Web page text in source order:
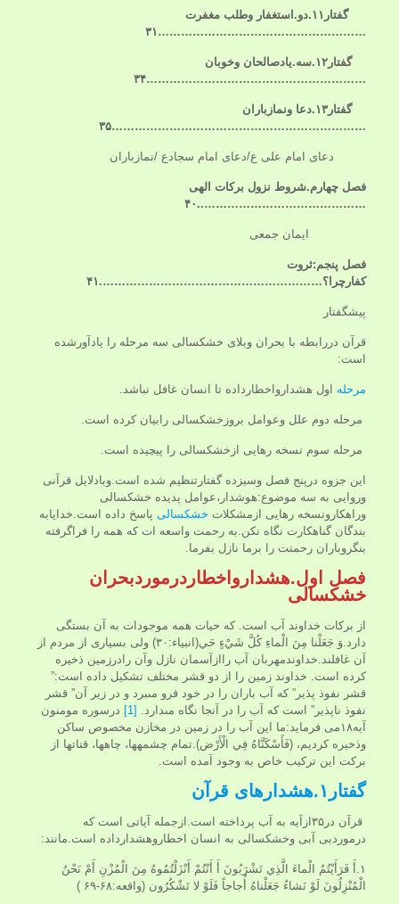
گفتار۱۱.دو.استغفار وطلب مغفرت
………………………………………………۳۱
گفتار۱۲.سه.یادصالحان وخوبان
…………………………………………………۳۴
گفتار۱۳.دعا ونمازباران
…………………………………………………………۳۵
دعای امام علی ع/دعای امام سجادع /نمازباران
فصل چهارم.شروط نزول برکات الهی
……………………………………..۴۰
ایمان جمعی
فصل پنجم:ثروت
کفارچرا؟………………………………………………….۴۱
پیشگفتار
قرآن دررابطه با بحران وبلای خشکسالی سه مرحله را یادآورشده
است:
مرحله اول هشدارواخطارداده تا انسان غافل نباشد.
مرحله دوم علل وعوامل بروزخشکسالی رابیان کرده است.
مرحله سوم نسخه رهایی ازخشکسالی را پیچیده است.
این جزوه درپنج فصل وسیزده گفتارتنظیم شده است.وبادلایل قرآنی
وروایی به سه موضوع:هوشدار،عوامل پدیده خشکسالی
وراهکارونسخه رهایی ازمشکلات خشکسالیپاسخ داده است.خدایابه
بندگان گناهکارت نگاه نکن.به رحمت واسعه ات که همه را فراگرفته
بنگروباران رحمتت را برما نازل بفرما.
فصل اول.هشدارواخطاردرموردبحران
خشکسالی
از برکات خداوند آب است. كه حیات همه موجودات به آن بستگی
دارد.وَ جَعَلْنا مِنَ الْماءِ كُلَّ شَيْ‏ءٍ حَي(انبیاء:۳۰) ولی بسيارى از مردم از
آن غافلند.خداوندمهربان آب راازآسمان نازل وآن رادرزمین ذخیره
کرده است. خداوند زمين را از دو قشر مختلف تشكيل داده است:”
قشر نفوذ پذير” كه آب باران را در خود فرو مى‏برد و در زير آن” قشر
نفوذ ناپذير” است كه آب را در آنجا نگاه مى‏دارد. [1]
درسوره مومنون
آیه۱۸می فرماید:ما اين آب را در زمين در مخازن مخصوص ساكن
وذخیره كرديم، (فَأَسْكَنَّاهُ فِي الْأَرْض).تمام چشمه‏ها، چاهها، قناتها از
بركت اين تركيب خاص به وجود آمده است.
گفتار۱.هشدارهای قرآن
قرآن در۳۵ازآیه به آب پرداخته است.ازجمله آیاتی است که
درموردبی آبی وخشکسالی به انسان اخطاروهشدارداده است.مانند:
۱.أَ فَرَأَيْتُمُ الْماءَ الَّذِي تَشْرَبُونَ أَ أَنْتُمْ أَنْزَلْتُمُوهُ مِنَ الْمُزْنِ أَمْ نَحْنُ
الْمُنْزِلُونَ لَوْ نَشاءُ جَعَلْناهُ أُجاجاً فَلَوْ لا تَشْكُرُون (واقعه:۶۸-۶۹ )